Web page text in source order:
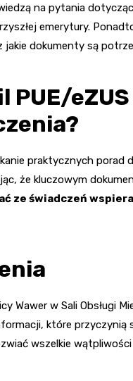
na pytania
emerytury.
jakie dokumenty są
PUE/
praktycznych porad
że kluczowym
ze świadczeń
Wawer w Sali Obsługi
które przyczynią
wszelkie